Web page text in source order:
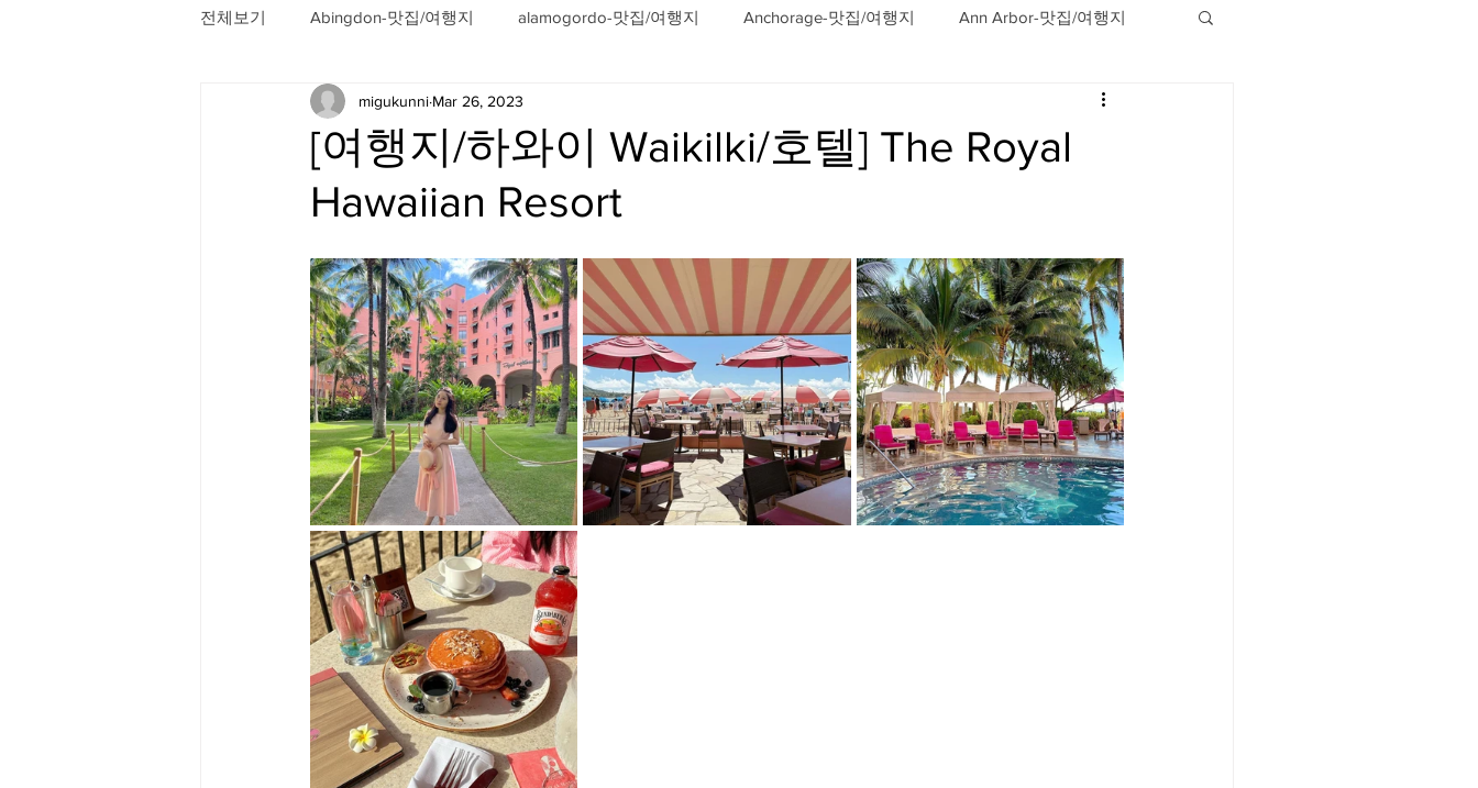
전체보기 Abingdon-맛집/여행지 alamogordo-맛집/여행지 Anchorage-맛집/여행지 Ann Arbor-맛집/여행지
Arlington-맛집/여행지 Arlington-맛집/여행지 Austin-맛집/여행지
Badlands-맛집/여행지 Baltimore-맛집/여행지
Big Bend-맛집/여행지 Bloomfield-맛집/여행지 Bloomington-맛집/여행지 Boone-맛집/여행지
Boston-맛집/여행지 Boulder City-맛집/여행지 Brawley-맛집/여행지 Bretton Woods-맛집/여행지
Bronx-맛집/여행지 Bryce Canyon-맛집/여행지 Buena Park-맛집/여행지 Calipatria-맛집/여행지
Cambridge-맛집/여행지 Campton-맛집/여행지
Centerport-맛집/여행지
[여행지/하와이 Waikilki/호텔] The Royal
Hawaiian Resort
migukunni Mar 26, 2023